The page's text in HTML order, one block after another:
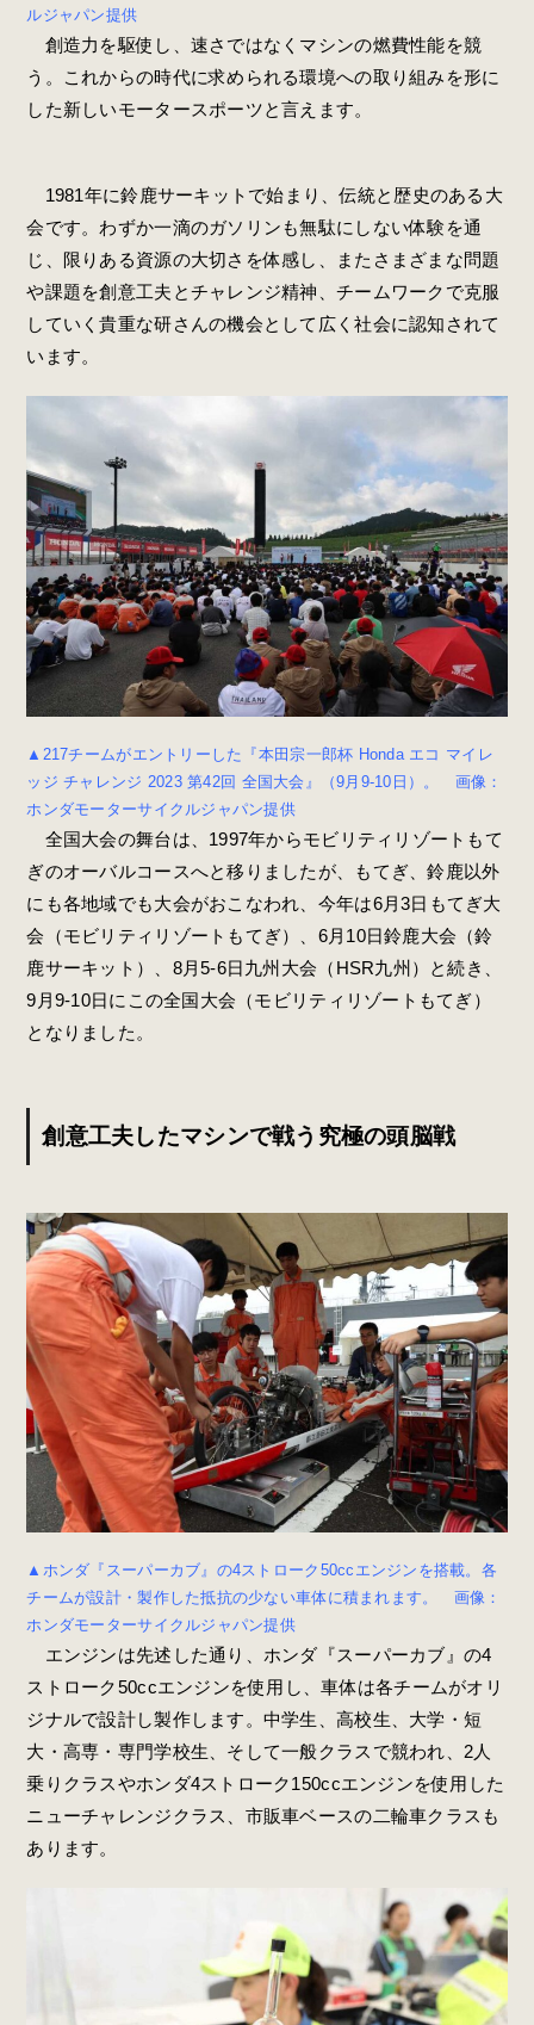
ルジャパン提供
創造力を駆使し、速さではなくマシンの燃費性能を競
う。これからの時代に求められる環境への取り組みを形に
した新しいモータースポーツと言えます。
1981年に鈴鹿サーキットで始まり、伝統と歴史のある大
会です。わずか一滴のガソリンも無駄にしない体験を通
じ、限りある資源の大切さを体感し、またさまざまな問題
や課題を創意工夫とチャレンジ精神、チームワークで克服
していく貴重な研さんの機会として広く社会に認知されて
います。
▲217チームがエントリーした『本田宗一郎杯 Honda エコ マイレ
ッジ チャレンジ 2023 第42回 全国大会』（9月9-10日）。 画像：
ホンダモーターサイクルジャパン提供
全国大会の舞台は、1997年からモビリティリゾートもて
ぎのオーバルコースへと移りましたが、もてぎ、鈴鹿以外
にも各地域でも大会がおこなわれ、今年は6月3日もてぎ大
会（モビリティリゾートもてぎ）、6月10日鈴鹿大会（鈴
鹿サーキット）、8月5-6日九州大会（HSR九州）と続き、
9月9-10日にこの全国大会（モビリティリゾートもてぎ）
となりました。
創意工夫したマシンで戦う究極の頭脳戦
▲ホンダ『スーパーカブ』の4ストローク50ccエンジンを搭載。各
チームが設計・製作した抵抗の少ない車体に積まれます。 画像：
ホンダモーターサイクルジャパン提供
エンジンは先述した通り、ホンダ『スーパーカブ』の4
ストローク50ccエンジンを使用し、車体は各チームがオリ
ジナルで設計し製作します。中学生、高校生、大学・短
大・高専・専門学校生、そして一般クラスで競われ、2人
乗りクラスやホンダ4ストローク150ccエンジンを使用した
ニューチャレンジクラス、市販車ベースの二輪車クラスも
あります。